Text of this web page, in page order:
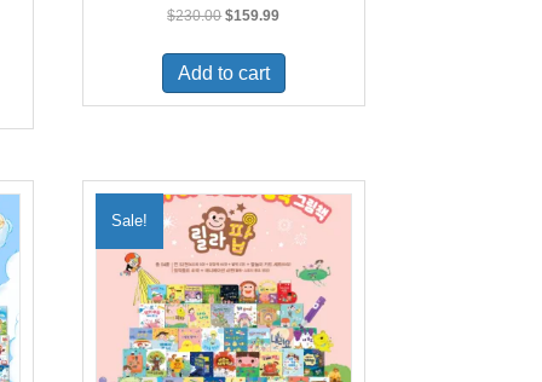
$230.00Original
was:
$230.00.
$159.99Current
is:
Add to cart
Sale!